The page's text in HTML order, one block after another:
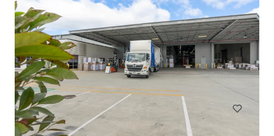
77-97 Ricketts Road, Mount Waverley
77-97 Ricketts Road, Mount Waverley, VIC, 3149, AU
Industrie & Logistiek Kantoor